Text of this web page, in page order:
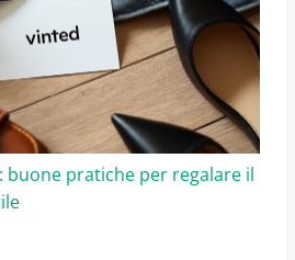
buone pratiche per regalare il